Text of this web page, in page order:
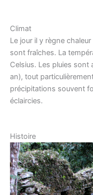
Climat
Le jour il y règne
sont fraîches. La
Celsius. Les pluies
an), tout
précipitations souvent
éclaircies.
Histoire